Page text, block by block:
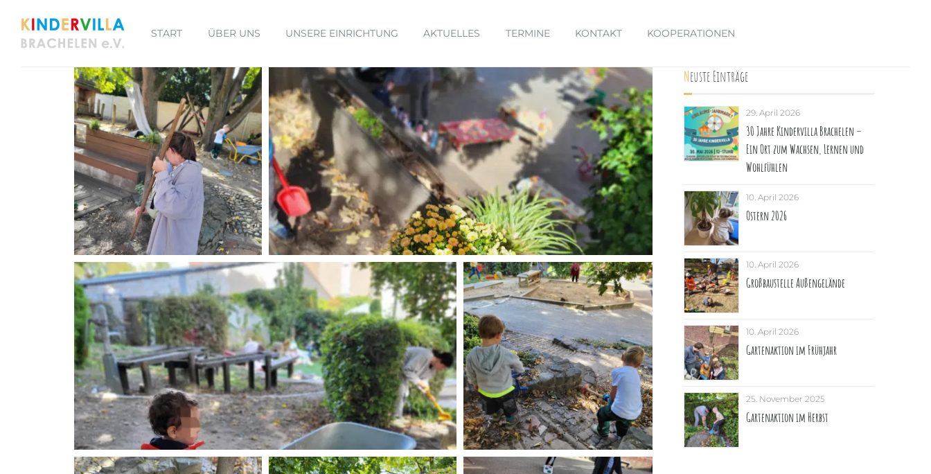
START ÜBER UNS UNSERE EINRICHTUNG AKTUELLES TERMINE KONTAKT KOOPERATIONEN
Neuste Einträge
29. April 2026
30 Jahre Kindervilla Brachelen –
Ein Ort zum Wachsen, Lernen und
Wohlfühlen
10. April 2026
Ostern 2026
10. April 2026
Großbaustelle Außengelände
10. April 2026
Gartenaktion im Frühjahr
25. November 2025
Gartenaktion im Herbst